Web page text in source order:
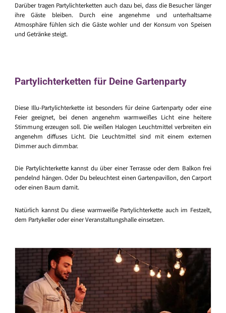
Darüber tragen Partylichterketten auch dazu bei, dass die Besucher länger
ihre Gäste bleiben. Durch eine angenehme und unterhaltsame
Atmosphäre fühlen sich die Gäste wohler und der Konsum von Speisen
und Getränke steigt.
Partylichterketten für Deine Gartenparty
Diese Illu-Partylichterkette ist besonders für deine Gartenparty oder eine
Feier geeignet, bei denen angenehm warmweißes Licht eine heitere
Stimmung erzeugen soll. Die weißen Halogen Leuchtmittel verbreiten ein
angenehm diffuses Licht. Die Leuchtmittel sind mit einem externen
Dimmer auch dimmbar.
Die Partylichterkette kannst du über einer Terrasse oder dem Balkon frei
pendelnd hängen. Oder Du beleuchtest einen Gartenpavillon, den Carport
oder einen Baum damit.
Natürlich kannst Du diese warmweiße Partylichterkette auch im Festzelt,
dem Partykeller oder einer Veranstaltungshalle einsetzen.